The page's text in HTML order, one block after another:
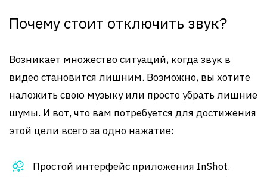
Почему стоит отключить звук?
Возникает множество ситуаций, когда звук в
видео становится лишним. Возможно, вы хотите
наложить свою музыку или просто убрать лишние
шумы. И вот, что вам потребуется для достижения
этой цели всего за одно нажатие:
Простой интерфейс приложения InShot.